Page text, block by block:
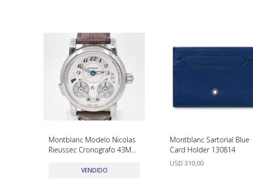
Montblanc Modelo Nicolas
Rieussec Cronografo 43Mm.
VENDIDO
Montblanc Sartorial Blue
Card Holder 130814
USD 310,00